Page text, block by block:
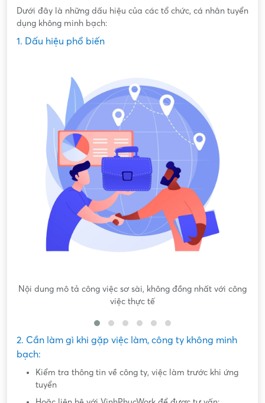
Dưới đây là những dấu hiệu của các tổ chức, cá nhân tuyển
dụng không minh bạch:
1. Dấu hiệu phổ biến
Nội dung mô tả công việc sơ sài, không đồng nhất với công
việc thực tế
2. Cần làm gì khi gặp việc làm, công ty không minh
bạch:
Kiểm tra thông tin về công ty, việc làm trước khi ứng
tuyển